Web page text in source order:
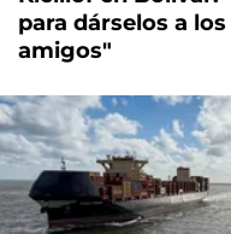
para dárselos a
amigos"